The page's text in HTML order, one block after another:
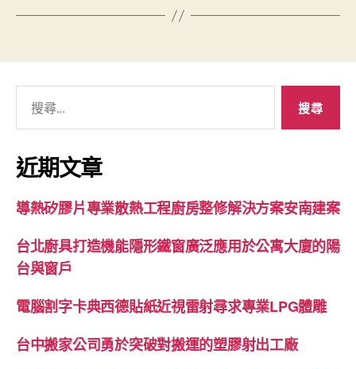
關
鍵
字:
近期文章
導熱矽膠片專業散熱工程廚房整修解決方案安南建案
台北廚具打造機能隱形鐵窗廣泛應用於公寓大廈的陽
台與窗戶
電腦割字卡典西德貼紙近視雷射尋求專業LPG體雕
台中搬家公司勇於突破對搬運的塑膠射出工廠